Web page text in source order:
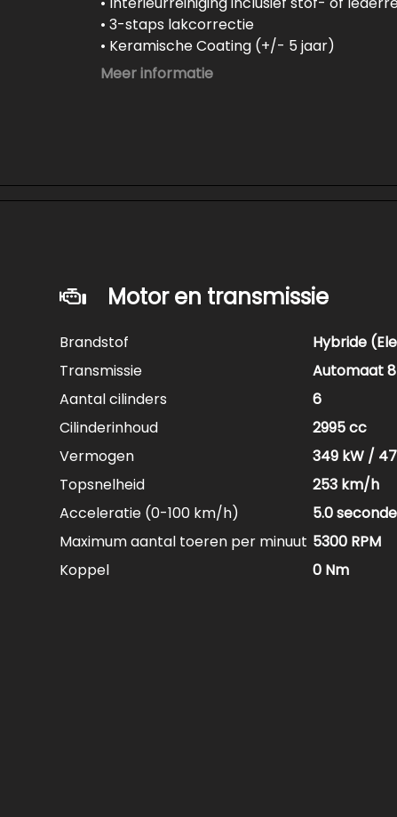
• 3-staps lakcorrectie
• Keramische Coating (+/- 5 jaar)
• Demonteren en coaten wielen
Meer informatie
Motor en transmissie
Brandstof
Hybride
Transmissie
Automaat 8
Aantal cilinders
6
Cilinderinhoud
2995 cc
Vermogen
349 kW /
Topsnelheid
253 km/h
Acceleratie (0-100 km/h)
5.0
Maximum aantal toeren per minuut 5300 RPM
Koppel
0 Nm